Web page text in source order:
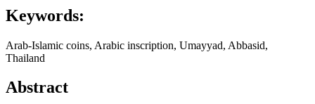
Keywords:
Arab-Islamic coins, Arabic inscription, Umayyad, Abbasid,
Thailand
Abstract